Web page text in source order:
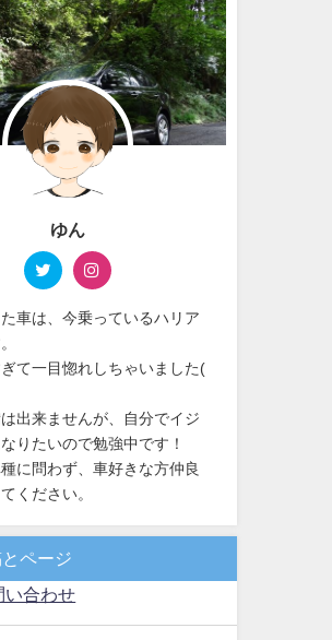
ゆん
車は、今乗っているハリア
て一目惚れしちゃいました(
出来ませんが、自分でイジ
りたいので勉強中です！
種に問わず、車好きな方仲良
ください。
ページ
い合わせ